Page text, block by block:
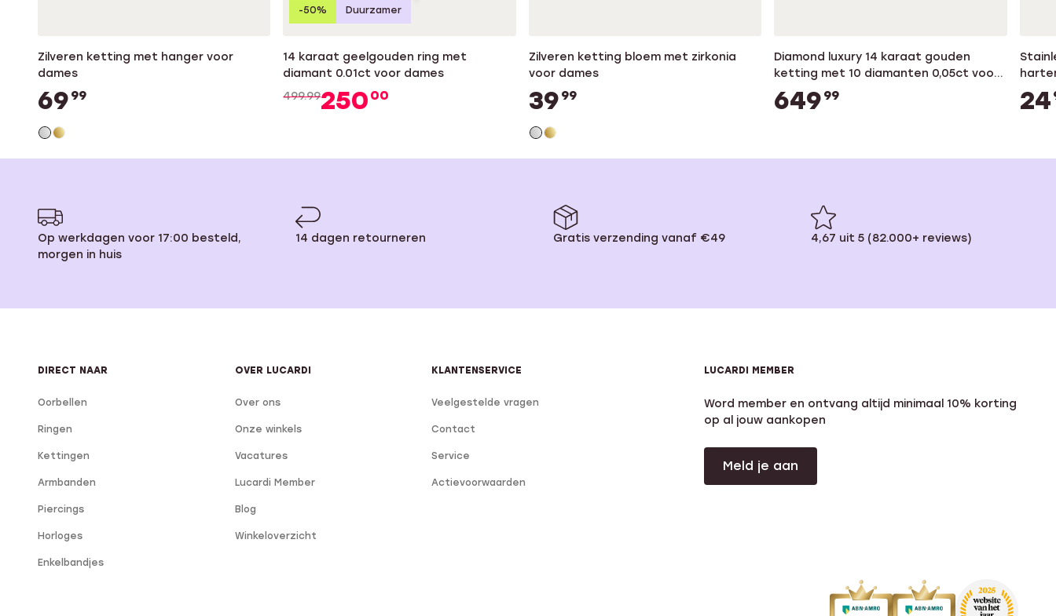
Zilveren ketting met hanger voor
dames
69 99
14 karaat geelgouden ring met
diamant 0.01ct voor dames
499.99250 00
-50% Duurzamer
Zilveren ketting bloem met zirkonia
voor dames
39 99
Diamond luxury 14 karaat gouden
ketting met 10 diamanten 0,05ct voor
dames
649 99 24
Op werkdagen voor 17:00 besteld,
morgen in huis
14 dagen retourneren Gratis verzending vanaf €49 4,67 uit 5 (82.000+ reviews)
DIRECT NAAR
Oorbellen
Ringen
Kettingen
Armbanden
Piercings
Horloges
Enkelbandjes
OVER LUCARDI
Over ons
Onze winkels
Vacatures
Lucardi Member
Blog
Winkeloverzicht
KLANTENSERVICE
Veelgestelde vragen
Contact
Service
Actievoorwaarden
LUCARDI MEMBER
Word member en ontvang altijd minimaal 10% korting
op al jouw aankopen
Meld je aan